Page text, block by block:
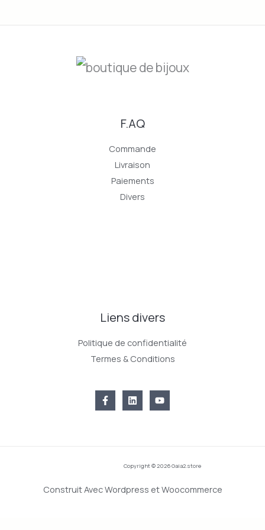
F.AQ
Commande
Livraison
Paiements
Divers
Liens divers
Politique de confidentialité
Termes & Conditions
Copyright © 2026 Gaia2.store
Construit Avec Wordpress et Woocommerce